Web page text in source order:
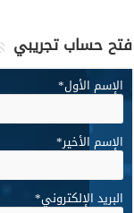
فتح حساب تجريبي
الإسم الأول*
الإسم الأخير*
البريد الإلكتروني*